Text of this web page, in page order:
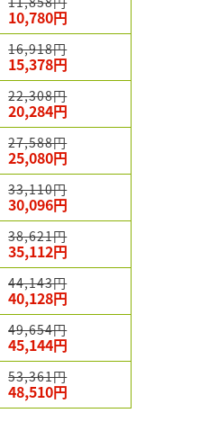
10,780円
16,918円
15,378円
22,308円
20,284円
27,588円
25,080円
33,110円
30,096円
38,621円
35,112円
44,143円
40,128円
49,654円
45,144円
53,361円
48,510円